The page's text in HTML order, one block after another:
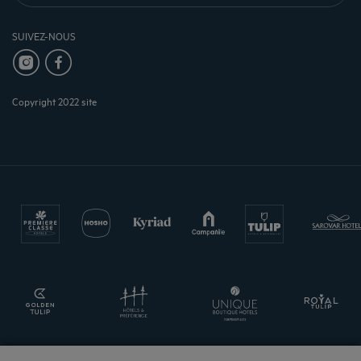
SUIVEZ-NOUS
Copyright 2022 site